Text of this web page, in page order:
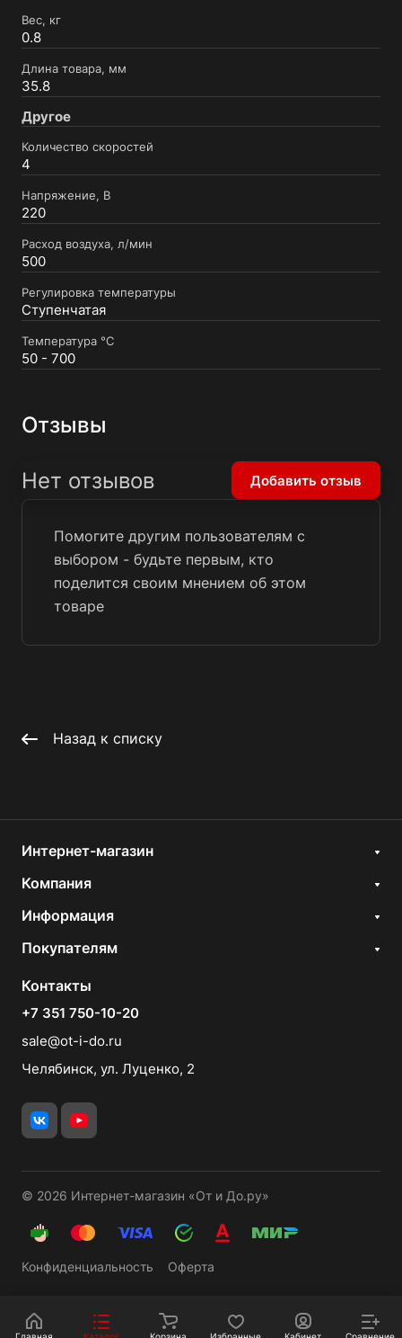
Вес, кг
0.8
Длина товара, мм
35.8
Другое
Количество скоростей
4
Напряжение, В
220
Расход воздуха, л/мин
500
Регулировка температуры
Ступенчатая
Температура °C
50 - 700
Отзывы
Помогите другим пользователям с
выбором - будьте первым, кто
поделится своим мнением об этом
товаре
Нет отзывов Добавить отзыв
Назад к списку
Интернет-магазин
Компания
Информация
Покупателям
Контакты
+7 351 750-10-20
sale@ot-i-do.ru
Челябинск, ул. Луценко, 2
© 2026 Интернет-магазин «От и До.ру»
Конфиденциальность Оферта